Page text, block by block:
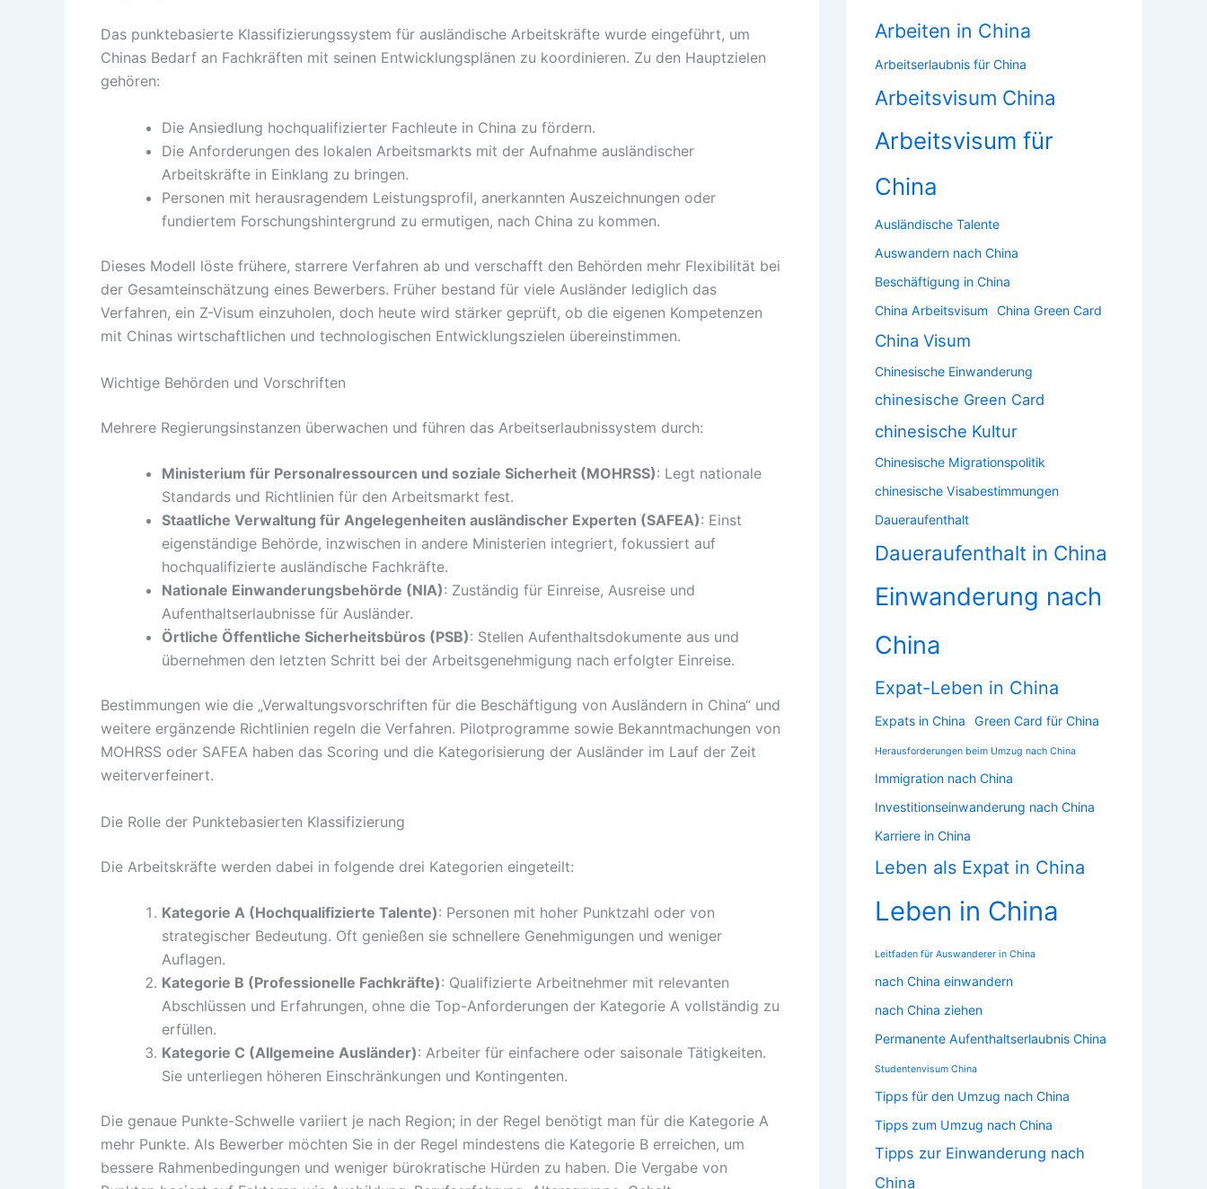
Das punktebasierte Klassifizierungssystem für ausländische Arbeitskräfte wurde eingeführt, um
Chinas Bedarf an Fachkräften mit seinen Entwicklungsplänen zu koordinieren. Zu den Hauptzielen
gehören:
Die Ansiedlung hochqualifizierter Fachleute in China zu fördern.
Die Anforderungen des lokalen Arbeitsmarkts mit der Aufnahme ausländischer
Arbeitskräfte in Einklang zu bringen.
Personen mit herausragendem Leistungsprofil, anerkannten Auszeichnungen oder
fundiertem Forschungshintergrund zu ermutigen, nach China zu kommen.
Dieses Modell löste frühere, starrere Verfahren ab und verschafft den Behörden mehr Flexibilität bei
der Gesamteinschätzung eines Bewerbers. Früher bestand für viele Ausländer lediglich das
Verfahren, ein Z-Visum einzuholen, doch heute wird stärker geprüft, ob die eigenen Kompetenzen
mit Chinas wirtschaftlichen und technologischen Entwicklungszielen übereinstimmen.
Wichtige Behörden und Vorschriften
Mehrere Regierungsinstanzen überwachen und führen das Arbeitserlaubnissystem durch:
Ministerium für Personalressourcen und soziale Sicherheit (MOHRSS): Legt nationale
Standards und Richtlinien für den Arbeitsmarkt fest.
Staatliche Verwaltung für Angelegenheiten ausländischer Experten (SAFEA): Einst
eigenständige Behörde, inzwischen in andere Ministerien integriert, fokussiert auf
hochqualifizierte ausländische Fachkräfte.
Nationale Einwanderungsbehörde (NIA): Zuständig für Einreise, Ausreise und
Aufenthaltserlaubnisse für Ausländer.
Örtliche Öffentliche Sicherheitsbüros (PSB): Stellen Aufenthaltsdokumente aus und
übernehmen den letzten Schritt bei der Arbeitsgenehmigung nach erfolgter Einreise.
Bestimmungen wie die „Verwaltungsvorschriften für die Beschäftigung von Ausländern in China“ und
weitere ergänzende Richtlinien regeln die Verfahren. Pilotprogramme sowie Bekanntmachungen von
MOHRSS oder SAFEA haben das Scoring und die Kategorisierung der Ausländer im Lauf der Zeit
weiterverfeinert.
Die Rolle der Punktebasierten Klassifizierung
Die Arbeitskräfte werden dabei in folgende drei Kategorien eingeteilt:
Kategorie A (Hochqualifizierte Talente): Personen mit hoher Punktzahl oder von
strategischer Bedeutung. Oft genießen sie schnellere Genehmigungen und weniger
Auflagen.
Kategorie B (Professionelle Fachkräfte): Qualifizierte Arbeitnehmer mit relevanten
Abschlüssen und Erfahrungen, ohne die Top-Anforderungen der Kategorie A vollständig zu
erfüllen.
Kategorie C (Allgemeine Ausländer): Arbeiter für einfachere oder saisonale Tätigkeiten.
Sie unterliegen höheren Einschränkungen und Kontingenten.
Die genaue Punkte-Schwelle variiert je nach Region; in der Regel benötigt man für die Kategorie A
mehr Punkte. Als Bewerber möchten Sie in der Regel mindestens die Kategorie B erreichen, um
bessere Rahmenbedingungen und weniger bürokratische Hürden zu haben. Die Vergabe von
Arbeiten in China
Arbeitserlaubnis für China
Arbeitsvisum China
Arbeitsvisum für
China
Ausländische Talente
Auswandern nach China
Beschäftigung in China
China Arbeitsvisum China Green Card
China Visum
Chinesische Einwanderung
chinesische Green Card
chinesische Kultur
Chinesische Migrationspolitik
chinesische Visabestimmungen
Daueraufenthalt
Daueraufenthalt in China
Einwanderung nach
China
Expat-Leben in China
Expats in China Green Card für China
Herausforderungen beim Umzug nach China
Immigration nach China
Investitionseinwanderung nach China
Karriere in China
Leben als Expat in China
Leben in China
Leitfaden für Auswanderer in China
nach China einwandern
nach China ziehen
Permanente Aufenthaltserlaubnis China
Studentenvisum China
Tipps für den Umzug nach China
Tipps zum Umzug nach China
Tipps zur Einwanderung nach
China